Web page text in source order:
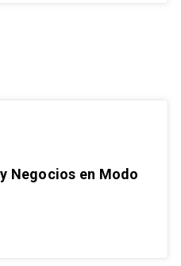
Negocios en Modo